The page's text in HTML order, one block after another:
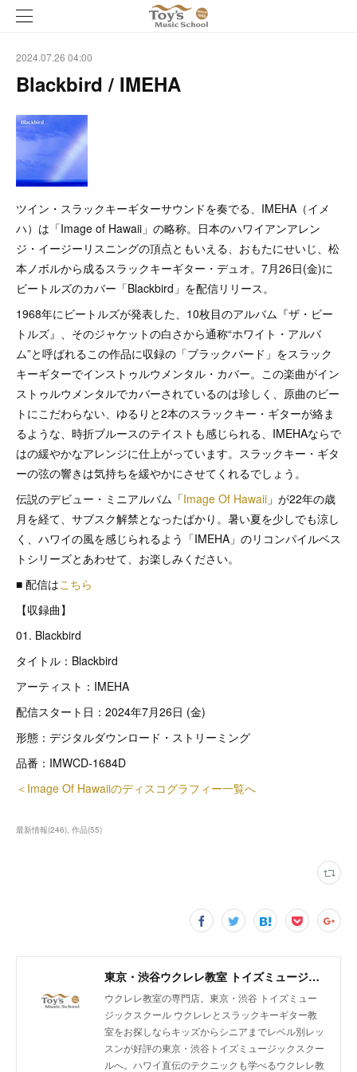
2024.07.26 04:00
Blackbird / IMEHA
ツイン・スラックキーギターサウンドを奏でる、IMEHA（イメ
ハ）は「Image of Hawaii」の略称。日本のハワイアンアレン
ジ・イージーリスニングの頂点ともいえる、おもたにせいじ、松
本ノボルから成るスラックキーギター・デュオ。7月26日(金)に
ビートルズのカバー「Blackbird」を配信リリース。
1968年にビートルズが発表した、10枚目のアルバム『ザ・ビー
トルズ』、そのジャケットの白さから通称“ホワイト・アルバ
ム”と呼ばれるこの作品に収録の「ブラックバード」をスラック
キーギターでインストゥルウメンタル・カバー。この楽曲がイン
ストゥルウメンタルでカバーされているのは珍しく、原曲のビー
トにこだわらない、ゆるりと2本のスラックキー・ギターが絡ま
るような、時折ブルースのテイストも感じられる、IMEHAならで
はの緩やかなアレンジに仕上がっています。スラックキー・ギタ
ーの弦の響きは気持ちを緩やかにさせてくれるでしょう。
伝説のデビュー・ミニアルバム「Image Of Hawaii 」が22年の歳
月を経て、サブスク解禁となったばかり。暑い夏を少しでも涼し
く、ハワイの風を感じられるよう「IMEHA」のリコンパイルベス
トシリーズとあわせて、お楽しみください。
■ 配信はこちら
【収録曲】
01. Blackbird
タイトル：Blackbird
アーティスト：IMEHA
配信スタート日：2024年7月26日 (金)
形態：デジタルダウンロード・ストリーミング
品番：IMWCD-1684D
＜Image Of Hawaiiのディスコグラフィー一覧へ
最新情報(246) 作品(55)
東京・渋谷ウクレレ教室 トイズミュージックスクール｜体験レッスン実施中！
ウクレレ教室の専門店。東京・渋谷 トイズミュー
ジックスクール ウクレレとスラックキーギター教
室をお探しならキッズからシニアまでレベル別レッ
スンが好評の東京・渋谷トイズミュージックスクー
ルへ。ハワイ直伝のテクニックも学べるウクレレ教